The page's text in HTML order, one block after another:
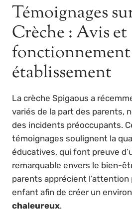
Témoignages
Crèche : Avis et
fonctionnement
établissement
La crèche Spigaous a
variés de la part des parents,
des incidents préoccupants.
témoignages soulignent la
éducatives, qui font preuve
remarquable envers le bien-
parents apprécient l’attention
enfant afin de créer un
chaleureux.